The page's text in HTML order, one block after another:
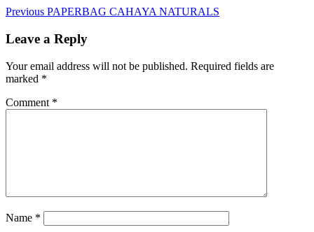
Post
navigation
Previous Previous
PAPERBAG CAHAYA NATURALS
Leave a Reply
Your email address will not be published. Required fields are
marked *
Comment *
Name *